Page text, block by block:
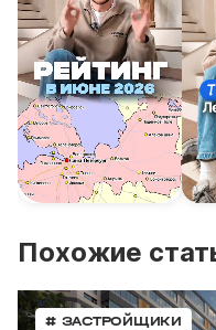
Похожие
# ЗАСТРОЙЩИКИ